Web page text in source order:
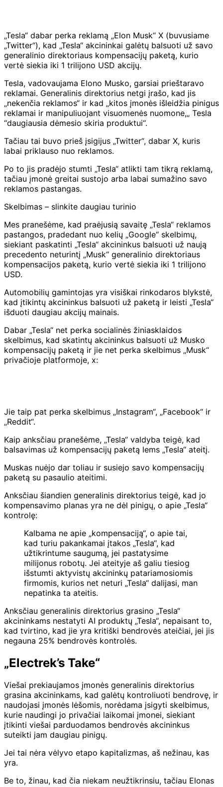
„Tesla“ dabar perka reklamą „Elon Musk“ X (buvusiame
„Twitter“), kad „Tesla“ akcininkai galėtų balsuoti už savo
generalinio direktoriaus kompensacijų paketą, kurio
vertė siekia iki 1 trilijono USD akcijų.
Tesla, vadovaujama Elono Musko, garsiai prieštaravo
reklamai. Generalinis direktorius netgi įrašo, kad jis
„nekenčia reklamos“ ir kad „kitos įmonės išleidžia pinigus
reklamai ir manipuliuojant visuomenės nuomone,„ Tesla
“daugiausia dėmesio skiria produktui“.
Tačiau tai buvo prieš įsigijus „Twitter“, dabar X, kuris
labai priklauso nuo reklamos.
Po to jis pradėjo stumti „Tesla“ atlikti tam tikrą reklamą,
tačiau įmonė greitai sustojo arba labai sumažino savo
reklamos pastangas.
Skelbimas – slinkite daugiau turinio
Mes pranešėme, kad praėjusią savaitę „Tesla“ reklamos
pastangos, pradedant nuo kelių „Google“ skelbimų,
siekiant paskatinti „Tesla“ akcininkus balsuoti už naują
precedento neturintį „Musk“ generalinio direktoriaus
kompensacijos paketą, kurio vertė siekia iki 1 trilijono
USD.
Automobilių gamintojas yra visiškai rinkodaros blykstė,
kad įtikintų akcininkus balsuoti už paketą ir leisti „Tesla“
išduoti daugiau akcijų mainais.
Dabar „Tesla“ net perka socialinės žiniasklaidos
skelbimus, kad skatintų akcininkus balsuoti už Musko
kompensacijų paketą ir jie net perka skelbimus „Musk“
privačioje platformoje, x:
Jie taip pat perka skelbimus „Instagram“, „Facebook“ ir
„Reddit“.
Kaip anksčiau pranešėme, „Tesla“ valdyba teigė, kad
balsavimas už kompensacijų paketą lems „Tesla“ ateitį.
Muskas nuėjo dar toliau ir susiejo savo kompensacijų
paketą su pasaulio ateitimi.
Anksčiau šiandien generalinis direktorius teigė, kad jo
kompensavimo planas yra ne dėl pinigų, o apie „Tesla“
kontrolę:
Kalbama ne apie „kompensaciją“, o apie tai,
kad turiu pakankamai įtakos „Tesla“, kad
užtikrintume saugumą, jei pastatysime
milijonus robotų. Jei ateityje aš galiu tiesiog
išstumti aktyvistų akcininkų patariamosiomis
firmomis, kurios net neturi „Tesla“ dalijasi, man
nepatinka ta ateitis.
Anksčiau generalinis direktorius grasino „Tesla“
akcininkams nestatyti AI produktų „Tesla“, nepaisant to,
kad tvirtino, kad jie yra kritiški bendrovės ateičiai, jei jis
negauna 25% bendrovės kontrolės.
„Electrek’s Take“
Viešai prekiaujamos įmonės generalinis direktorius
grasina akcininkams, kad galėtų kontroliuoti bendrovę, ir
naudojasi įmonės lėšomis, norėdama įsigyti skelbimus,
kurie naudingi jo privačiai laikomai įmonei, siekiant
įtikinti viešai parduodamos bendrovės akcininkus
suteikti jam daugiau pinigų.
Jei tai nėra vėlyvo etapo kapitalizmas, aš nežinau, kas
yra.
Be to, žinau, kad čia niekam neužtikrinsiu, tačiau Elonas